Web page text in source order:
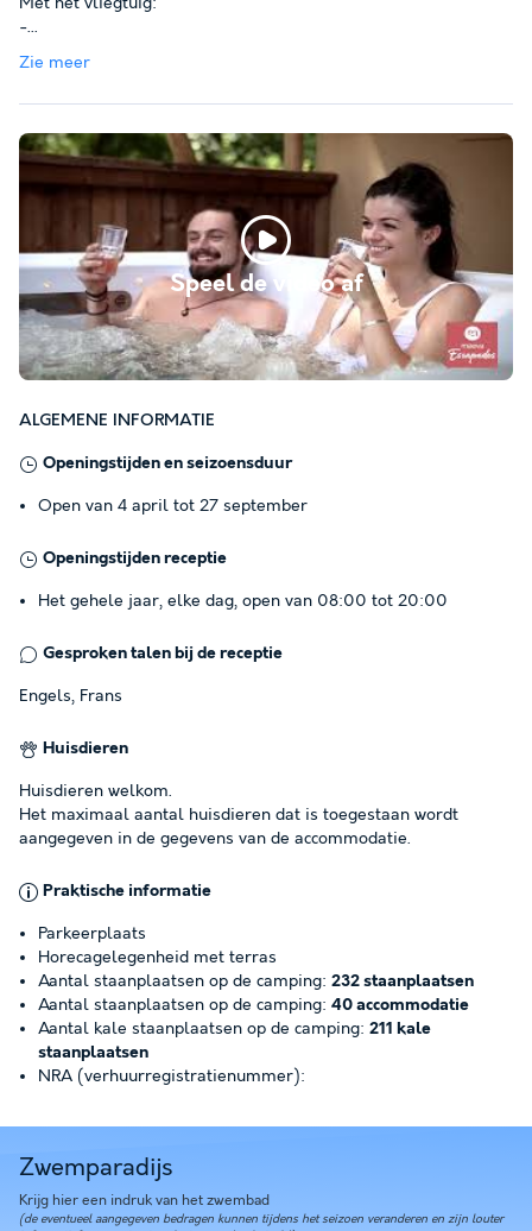
-...
Zie meer
Speel de video af
ALGEMENE INFORMATIE
Openingstijden en seizoensduur
Open van 4 april tot 27 september
Openingstijden receptie
Het gehele jaar, elke dag, open van 08:00 tot 20:00
Gesproken talen bij de receptie
Engels, Frans
Huisdieren
Huisdieren welkom.
Het maximaal aantal huisdieren dat is toegestaan wordt
aangegeven in de gegevens van de accommodatie.
Praktische informatie
Parkeerplaats
Horecagelegenheid met terras
Aantal staanplaatsen op de camping: 232 staanplaatsen
Aantal staanplaatsen op de camping: 40 accommodatie
Aantal kale staanplaatsen op de camping: 211 kale
staanplaatsen
NRA (verhuurregistratienummer):
Zwemparadijs
Krijg hier een indruk van het zwembad
(de eventueel aangegeven bedragen kunnen tijdens het seizoen veranderen en zijn louter